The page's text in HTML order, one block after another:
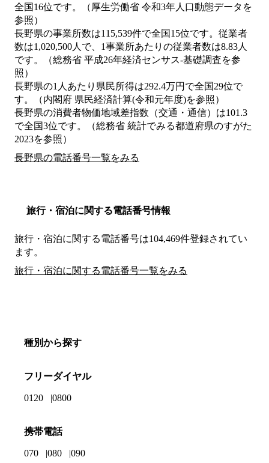
全国16位です。（厚生労働省 令和3年人口動態データを
参照）
長野県の事業所数は115,539件で全国15位です。従業者
数は1,020,500人で、1事業所あたりの従業者数は8.83人
です。（総務省 平成26年経済センサス‐基礎調査を参
照）
長野県の1人あたり県民所得は292.4万円で全国29位で
す。（内閣府 県民経済計算(令和元年度)を参照）
長野県の消費者物価地域差指数（交通・通信）は101.3
で全国3位です。（総務省 統計でみる都道府県のすがた
2023を参照）
長野県の電話番号一覧をみる
旅行・宿泊に関する電話番号情報
旅行・宿泊に関する電話番号は104,469件登録されてい
ます。
旅行・宿泊に関する電話番号一覧をみる
種別から探す
フリーダイヤル
0120 0800
携帯電話
070 080 090